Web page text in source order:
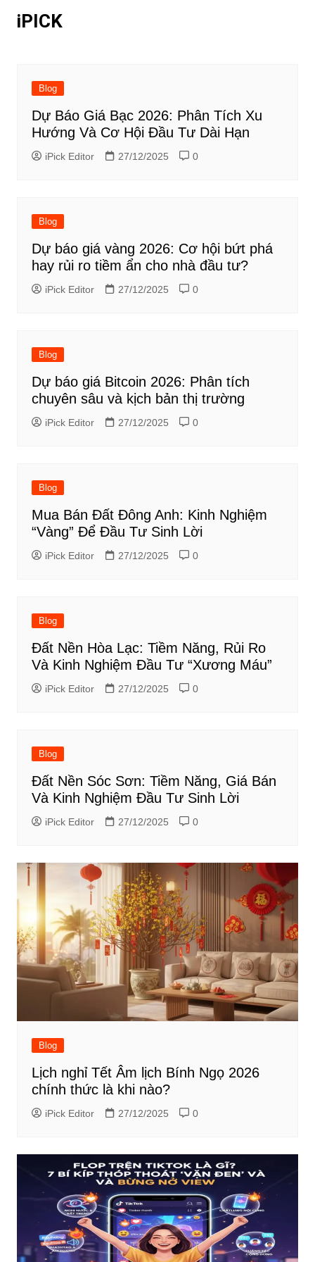
đếniPICK
Blog
Dự Báo Giá Bạc 2026: Phân Tích Xu
Hướng Và Cơ Hội Đầu Tư Dài Hạn
iPick Editor 27/12/2025 0
Blog
Dự báo giá vàng 2026: Cơ hội bứt phá
hay rủi ro tiềm ẩn cho nhà đầu tư?
iPick Editor 27/12/2025 0
Blog
Dự báo giá Bitcoin 2026: Phân tích
chuyên sâu và kịch bản thị trường
iPick Editor 27/12/2025 0
Blog
Mua Bán Đất Đông Anh: Kinh Nghiệm
“Vàng” Để Đầu Tư Sinh Lời
iPick Editor 27/12/2025 0
Blog
Đất Nền Hòa Lạc: Tiềm Năng, Rủi Ro
Và Kinh Nghiệm Đầu Tư “Xương Máu”
iPick Editor 27/12/2025 0
Blog
Đất Nền Sóc Sơn: Tiềm Năng, Giá Bán
Và Kinh Nghiệm Đầu Tư Sinh Lời
iPick Editor 27/12/2025 0
Blog
Lịch nghỉ Tết Âm lịch Bính Ngọ 2026
chính thức là khi nào?
iPick Editor 27/12/2025 0